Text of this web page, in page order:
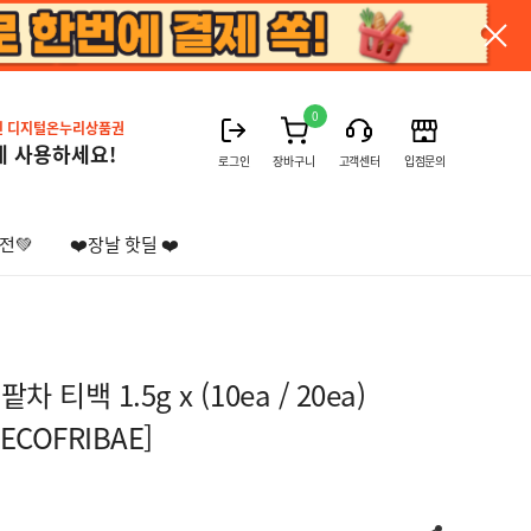
디지털온누리상품권
사용하세요! 로그인
0
장바구니 고객센터 입점문의
💚 ❤️장날 핫딜 ❤️
차 티백 1.5g x (10ea / 20ea)